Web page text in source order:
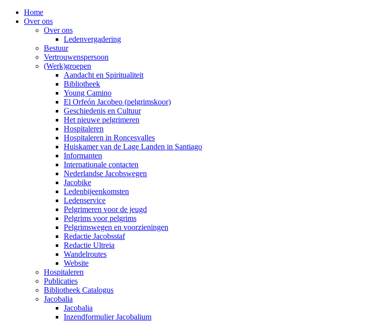
Home
Over ons
Over ons
Ledenvergadering
Bestuur
Vertrouwenspersoon
(Werk)groepen
Aandacht en Spiritualiteit
Bibliotheek
Young Camino
El Orfeón Jacobeo (pelgrimskoor)
Geschiedenis en Cultuur
Het nieuwe pelgrimeren
Hospitaleren
Hospitaleren in Roncesvalles
Huiskamer van de Lage Landen in Santiago
Informanten
Internationale contacten
Nederlandse Jacobswegen
Jacobike
Ledenbijeenkomsten
Ledenservice
Pelgrimeren voor de jeugd
Pelgrims voor pelgrims
Pelgrimswegen en voorzieningen
Redactie Jacobsstaf
Redactie Ultreia
Wandelroutes
Website
Hospitaleren
Publicaties
Bibliotheek Catalogus
Jacobalia
Jacobalia
Inzendformulier Jacobalium